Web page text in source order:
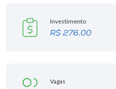
Investimento
R$ 276,00
Vagas